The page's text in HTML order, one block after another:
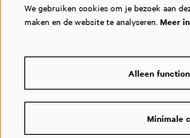
We gebruiken cookies om je bezoek aan
maken en de website te analyseren. Meer
Alleen
Minimale